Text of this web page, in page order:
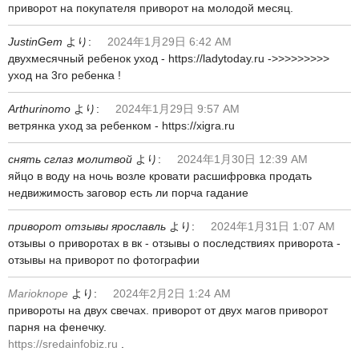
приворот на покупателя приворот на молодой месяц.
JustinGem より:
2024年1月29日 6:42 AM
двухмесячный ребенок уход - https://ladytoday.ru ->>>>>>>>>
уход на 3го ребенка !
Arthurinomo より:
2024年1月29日 9:57 AM
ветрянка уход за ребенком - https://xigra.ru
снять сглаз молитвой より:
2024年1月30日 12:39 AM
яйцо в воду на ночь возле кровати расшифровка продать
недвижимость заговор есть ли порча гадание
приворот отзывы ярославль より:
2024年1月31日 1:07 AM
отзывы о приворотах в вк - отзывы о последствиях приворота -
отзывы на приворот по фотографии
Marioknope より:
2024年2月2日 1:24 AM
привороты на двух свечах. приворот от двух магов приворот
парня на фенечку.
https://sredainfobiz.ru